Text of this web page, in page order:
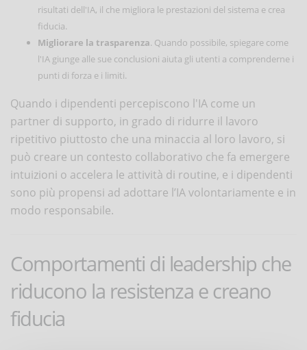
risultati dell'IA, il che migliora le prestazioni del sistema e crea
fiducia.
Migliorare la trasparenza. Quando possibile, spiegare come
l'IA giunge alle sue conclusioni aiuta gli utenti a comprenderne i
punti di forza e i limiti.
Quando i dipendenti percepiscono l'IA come un
partner di supporto, in grado di ridurre il lavoro
ripetitivo piuttosto che una minaccia al loro lavoro, si
può creare un contesto collaborativo che fa emergere
intuizioni o accelera le attività di routine, e i dipendenti
sono più propensi ad adottare l’IA volontariamente e in
modo responsabile.
Comportamenti di leadership che
riducono la resistenza e creano
fiducia